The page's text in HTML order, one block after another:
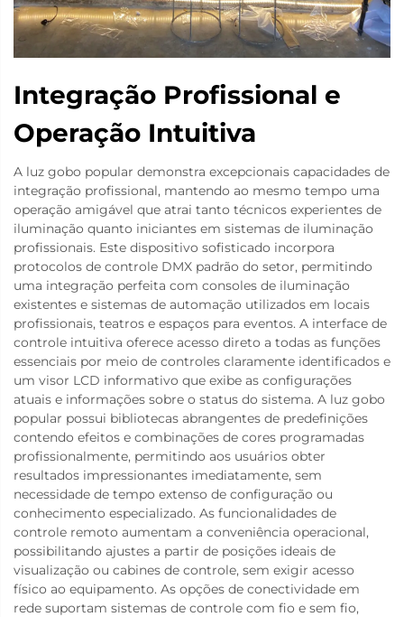
Integração Profissional e
Operação Intuitiva
A luz gobo popular demonstra excepcionais capacidades de
integração profissional, mantendo ao mesmo tempo uma
operação amigável que atrai tanto técnicos experientes de
iluminação quanto iniciantes em sistemas de iluminação
profissionais. Este dispositivo sofisticado incorpora
protocolos de controle DMX padrão do setor, permitindo
uma integração perfeita com consoles de iluminação
existentes e sistemas de automação utilizados em locais
profissionais, teatros e espaços para eventos. A interface de
controle intuitiva oferece acesso direto a todas as funções
essenciais por meio de controles claramente identificados e
um visor LCD informativo que exibe as configurações
atuais e informações sobre o status do sistema. A luz gobo
popular possui bibliotecas abrangentes de predefinições
contendo efeitos e combinações de cores programadas
profissionalmente, permitindo aos usuários obter
resultados impressionantes imediatamente, sem
necessidade de tempo extenso de configuração ou
conhecimento especializado. As funcionalidades de
controle remoto aumentam a conveniência operacional,
possibilitando ajustes a partir de posições ideais de
visualização ou cabines de controle, sem exigir acesso
físico ao equipamento. As opções de conectividade em
rede suportam sistemas de controle com fio e sem fio,